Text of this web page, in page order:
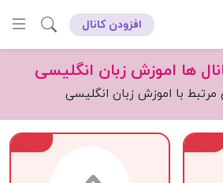
افزودن کانال
ها اموزش زبان انگلیسی
مرتبط با اموزش زبان انگلیسی